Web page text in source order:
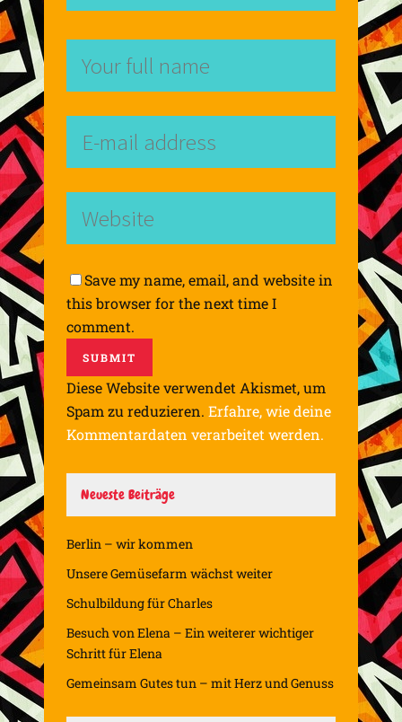
Save my name, email, and website in
this browser for the next time I
comment.
Diese Website verwendet Akismet, um
Spam zu reduzieren. Erfahre, wie deine
Kommentardaten verarbeitet werden.
Neueste Beiträge
Berlin – wir kommen
Unsere Gemüsefarm wächst weiter
Schulbildung für Charles
Besuch von Elena – Ein weiterer wichtiger
Schritt für Elena
Gemeinsam Gutes tun – mit Herz und Genuss